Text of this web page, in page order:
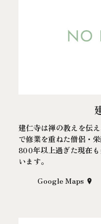
建仁寺は禅の教えを伝
で修業を重ねた僧侶・
800年以上過ぎた現在
います。
Google Maps